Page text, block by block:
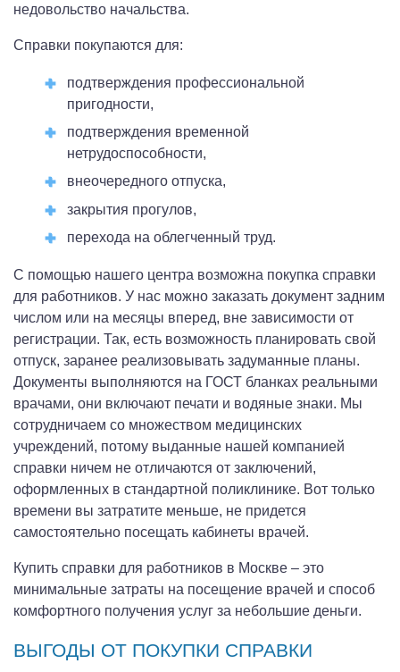
недовольство начальства.
Справки покупаются для:
подтверждения профессиональной
пригодности,
подтверждения временной
нетрудоспособности,
внеочередного отпуска,
закрытия прогулов,
перехода на облегченный труд.
С помощью нашего центра возможна покупка справки
для работников. У нас можно заказать документ задним
числом или на месяцы вперед, вне зависимости от
регистрации. Так, есть возможность планировать свой
отпуск, заранее реализовывать задуманные планы.
Документы выполняются на ГОСТ бланках реальными
врачами, они включают печати и водяные знаки. Мы
сотрудничаем со множеством медицинских
учреждений, потому выданные нашей компанией
справки ничем не отличаются от заключений,
оформленных в стандартной поликлинике. Вот только
времени вы затратите меньше, не придется
самостоятельно посещать кабинеты врачей.
Купить справки для работников в Москве – это
минимальные затраты на посещение врачей и способ
комфортного получения услуг за небольшие деньги.
ВЫГОДЫ ОТ ПОКУПКИ СПРАВКИ